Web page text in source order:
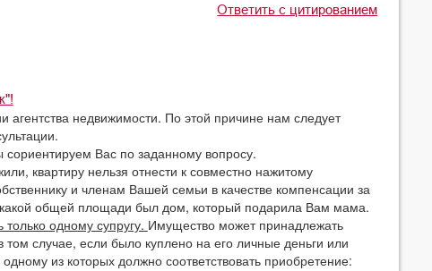
Ответить с цитированием
недвижимости. По этой причине нам следует
Вас по заданному вопросу.
квартиру нельзя отнести к совместно нажитому
и членам Вашей семьи в качестве компенсации за
общей площади был дом, который подарила Вам мама.
одному супругу. Имущество может принадлежать
случае, если было куплено на его личные деньги или
из которых должно соответствовать приобретение: